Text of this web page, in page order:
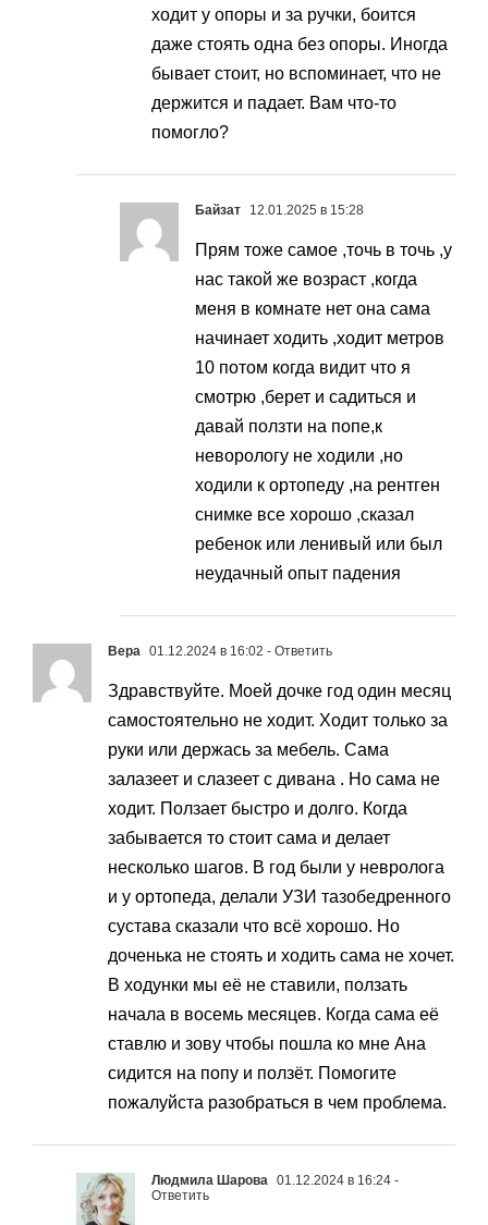
ходит у опоры и за ручки, боится
даже стоять одна без опоры. Иногда
бывает стоит, но вспоминает, что не
держится и падает. Вам что-то
помогло?
Байзат 12.01.2025 в 15:28
Прям тоже самое ,точь в точь ,у
нас такой же возраст ,когда
меня в комнате нет она сама
начинает ходить ,ходит метров
10 потом когда видит что я
смотрю ,берет и садиться и
давай ползти на попе,к
неворологу не ходили ,но
ходили к ортопеду ,на рентген
снимке все хорошо ,сказал
ребенок или ленивый или был
неудачный опыт падения
Вера 01.12.2024 в 16:02 - Ответить
Здравствуйте. Моей дочке год один месяц
самостоятельно не ходит. Ходит только за
руки или держась за мебель. Сама
залазеет и слазеет с дивана . Но сама не
ходит. Ползает быстро и долго. Когда
забывается то стоит сама и делает
несколько шагов. В год были у невролога
и у ортопеда, делали УЗИ тазобедренного
сустава сказали что всё хорошо. Но
доченька не стоять и ходить сама не хочет.
В ходунки мы её не ставили, ползать
начала в восемь месяцев. Когда сама её
ставлю и зову чтобы пошла ко мне Ана
сидится на попу и ползёт. Помогите
пожалуйста разобраться в чем проблема.
Людмила Шарова 01.12.2024 в 16:24 -
Ответить